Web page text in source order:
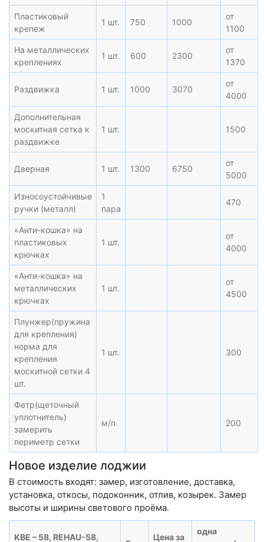
Пластиковый
крепеж
1 шт. 750 1000
от
1100
На металлических
креплениях
1 шт. 600 2300
от
1370
Раздвижка 1 шт. 1000 3070
от
4000
Дополнительная
москитная сетка к
раздвижке
1 шт. 1500
Дверная 1 шт. 1300 6750
от
5000
Износоустойчивые
ручки (металл)
1
пара
470
«Анти-кошка» на
пластиковых
крючках
1 шт.
от
4000
«Анти-кошка» на
металлических
крючках
1 шт.
от
4500
Плунжер(пружина
для крепления)
норма для
крепления
москитной сетки 4
шт.
1 шт. 300
Фетр(щеточный
уплотнитель)
замерить
периметр сетки
м/п 200
Новое изделие лоджии
В стоимость входят: замер, изготовление, доставка,
установка, откосы, подоконник, отлив, козырек. Замер
высоты и ширины светового проёма.
KBE – 58, REHAU-58, Цена за
одна